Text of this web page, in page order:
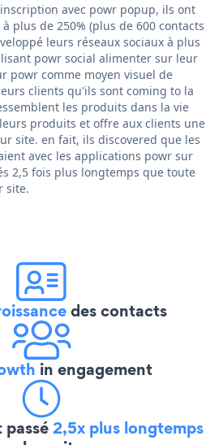
avec powr popup, ils ont
plus de 250% (plus de 600 contacts
leurs réseaux sociaux à plus
powr social alimenter sur leur
powr comme moyen visuel de
clients qu'ils sont coming to la
les produits dans la vie
produits et offre aux clients une
site. en fait, ils discovered que les
avec les applications powr sur
2,5 fois plus longtemps que toute
site.
des contacts
in engagement
2,5x plus longtemps